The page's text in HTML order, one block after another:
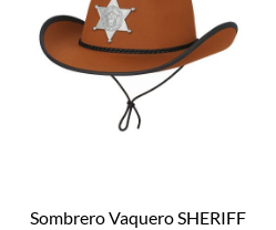
Sombrero Vaquero SHERIFF